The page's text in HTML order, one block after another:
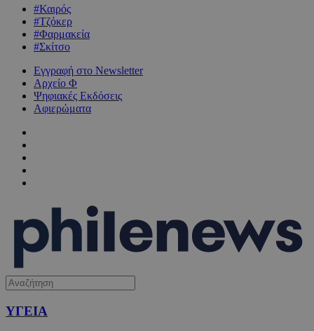
#Καιρός
#Τζόκερ
#Φαρμακεία
#Σκίτσο
Εγγραφή στο Newsletter
Αρχείο Φ
Ψηφιακές Εκδόσεις
Αφιερώματα
ΥΓΕΙΑ